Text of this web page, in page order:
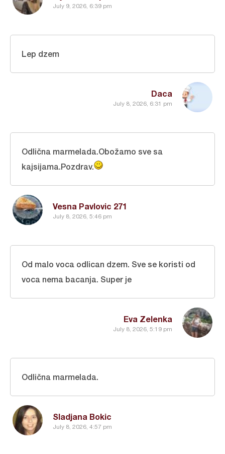
July 9, 2026, 6:39 pm
Daca
July 8, 2026, 6:31 pm
Lep dzem
Vesna Pavlovic 271
July 8, 2026, 5:46 pm
Odlična marmelada.Obožamo sve sa
kajsijama.Pozdrav.
Eva Zelenka
July 8, 2026, 5:19 pm
Od malo voca odlican dzem. Sve se koristi od
voca nema bacanja. Super je
Sladjana Bokic
July 8, 2026, 4:57 pm
Odlična marmelada.